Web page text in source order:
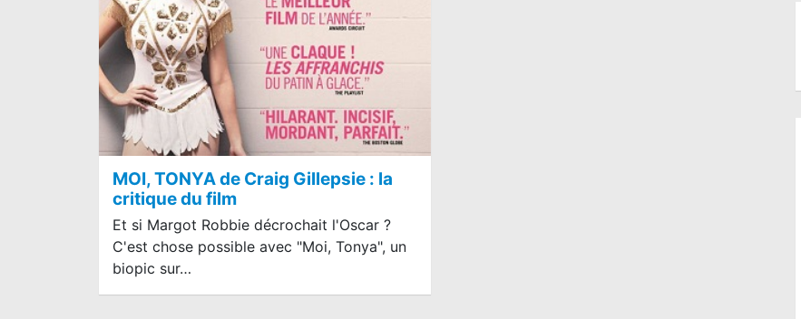
MOI, TONYA de Craig Gillepsie : la
critique du film
Et si Margot Robbie décrochait l'Oscar ?
C'est chose possible avec "Moi, Tonya", un
biopic sur…